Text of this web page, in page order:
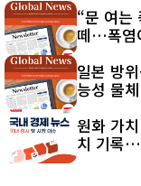
“문 여는
떼…폭염
일본 방
능성 물
원화 가
치 기록…